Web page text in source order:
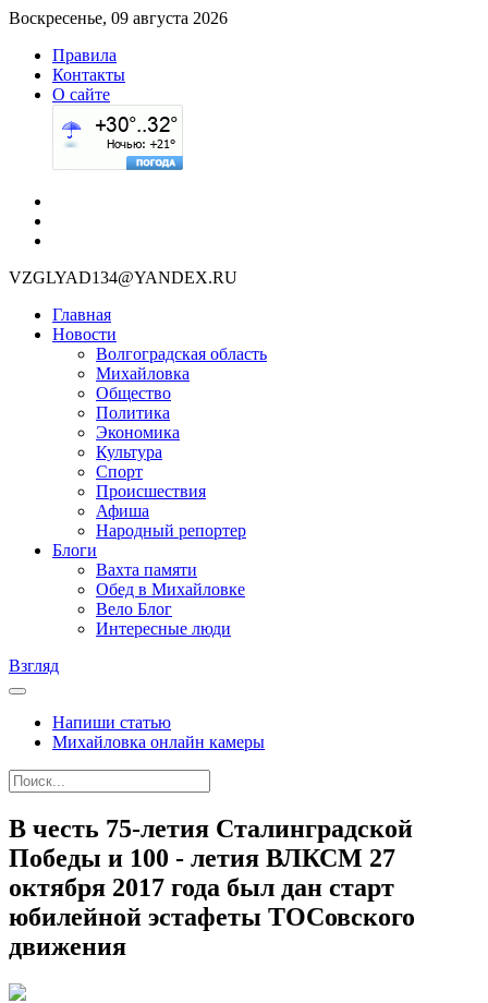
Воскресенье, 09 августа 2026
Правила
Контакты
О сайте
VZGLYAD134@YANDEX.RU
Главная
Новости
Волгоградская область
Михайловка
Общество
Политика
Экономика
Культура
Спорт
Происшествия
Афиша
Народный репортер
Блоги
Вахта памяти
Обед в Михайловке
Вело Блог
Интересные люди
Взгляд
Напиши статью
Михайловка онлайн камеры
В честь 75-летия Сталинградской
Победы и 100 - летия ВЛКСМ 27
октября 2017 года был дан старт
юбилейной эстафеты ТОСовского
движения